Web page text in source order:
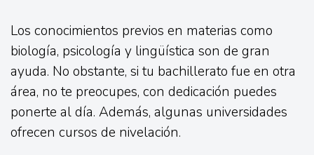
Los conocimientos previos en materias como
biología, psicología y lingüística son de gran
ayuda. No obstante, si tu bachillerato fue en otra
área, no te preocupes, con dedicación puedes
ponerte al día. Además, algunas universidades
ofrecen cursos de nivelación.